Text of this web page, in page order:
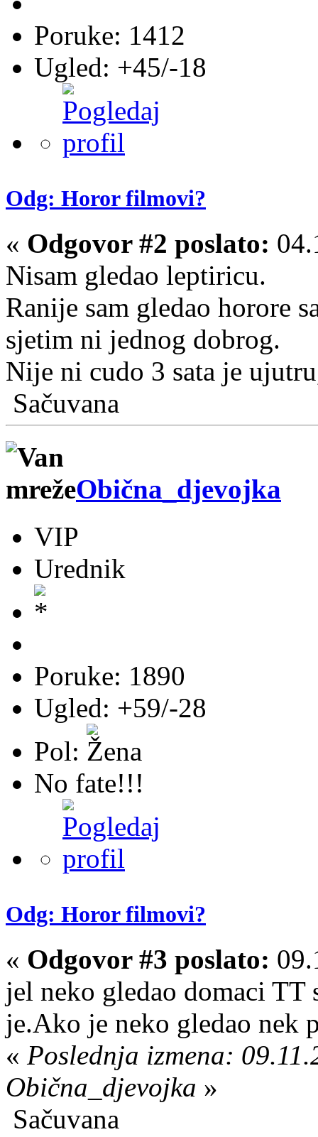
Poruke: 1412
Ugled: +45/-18
Odg: Horor filmovi?
« Odgovor #2 poslato:
Nisam gledao leptiricu.
Ranije sam gledao horore
sjetim ni jednog dobrog.
Nije ni cudo 3 sata je
Sačuvana
Obična_djevojka
VIP
Urednik
Poruke: 1890
Ugled: +59/-28
Pol:
No fate!!!
Odg: Horor filmovi?
« Odgovor #3 poslato:
jel neko gledao domaci TT
je.Ako je neko gledao nek
« Poslednja izmena:
Obična_djevojka »
Sačuvana